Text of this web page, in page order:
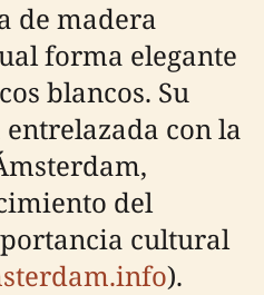
de madera
forma elegante
blancos. Su
con la
del
cultural
).